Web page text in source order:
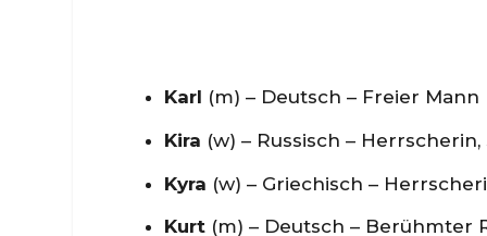
Karl (m) – Deutsch – Freier Mann
Kira (w) – Russisch –
Kyra (w) – Griechisch –
Kurt (m) – Deutsch – Berühmter